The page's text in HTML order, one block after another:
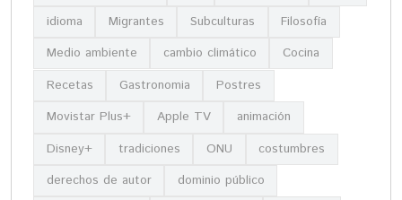
idioma
Migrantes Subculturas
Filosofía
Medio ambiente
cambio climático
Cocina
Recetas
Gastronomia
Postres
Movistar Plus+
Apple TV
animación
Disney+
tradiciones ONU
costumbres
derechos de autor
dominio público